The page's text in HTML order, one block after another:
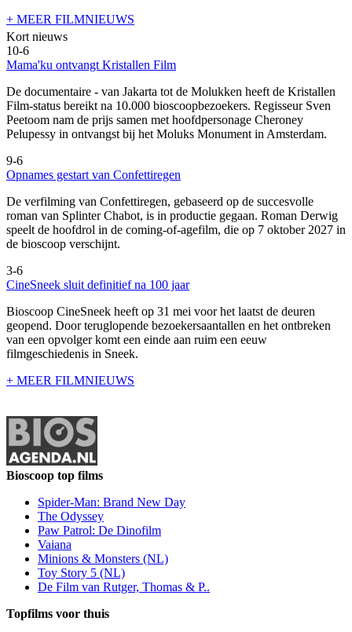
+ MEER FILMNIEUWS
Kort nieuws
10-6
Mama'ku ontvangt Kristallen Film
De documentaire - van Jakarta tot de Molukken heeft de Kristallen
Film-status bereikt na 10.000 bioscoopbezoekers. Regisseur Sven
Peetoom nam de prijs samen met hoofdpersonage Cheroney
Pelupessy in ontvangst bij het Moluks Monument in Amsterdam.
9-6
Opnames gestart van Confettiregen
De verfilming van Confettiregen, gebaseerd op de succesvolle
roman van Splinter Chabot, is in productie gegaan. Roman Derwig
speelt de hoofdrol in de coming-of-agefilm, die op 7 oktober 2027 in
de bioscoop verschijnt.
3-6
CineSneek sluit definitief na 100 jaar
Bioscoop CineSneek heeft op 31 mei voor het laatst de deuren
geopend. Door teruglopende bezoekersaantallen en het ontbreken
van een opvolger komt een einde aan ruim een eeuw
filmgeschiedenis in Sneek.
+ MEER FILMNIEUWS
Bioscoop top films
Spider-Man: Brand New Day
The Odyssey
Paw Patrol: De Dinofilm
Vaiana
Minions & Monsters (NL)
Toy Story 5 (NL)
De Film van Rutger, Thomas & P..
Topfilms voor thuis